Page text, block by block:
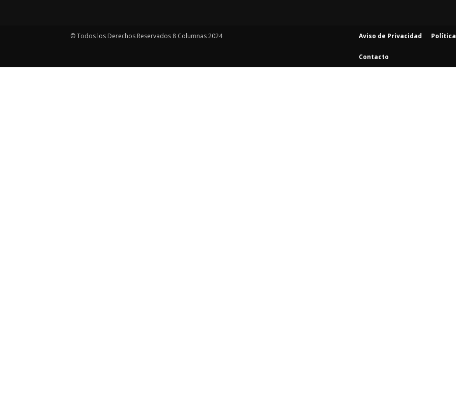
© Todos los Derechos Reservados 8 Columnas 2024 Aviso de Privacidad
Contacto